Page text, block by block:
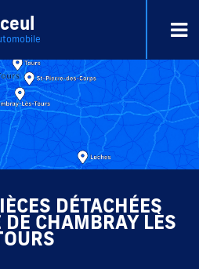
DÉTACHÉES
CHAMBRAY LÈS